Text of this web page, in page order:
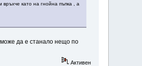
като на гнойна пъпка , а
да е станало нещо по
Активен